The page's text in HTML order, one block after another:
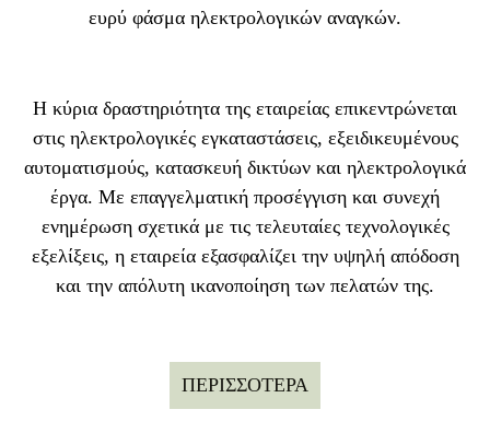
ευρύ φάσμα ηλεκτρολογικών αναγκών.
Η κύρια δραστηριότητα της εταιρείας επικεντρώνεται
στις ηλεκτρολογικές εγκαταστάσεις, εξειδικευμένους
αυτοματισμούς, κατασκευή δικτύων και ηλεκτρολογικά
έργα. Με επαγγελματική προσέγγιση και συνεχή
ενημέρωση σχετικά με τις τελευταίες τεχνολογικές
εξελίξεις, η εταιρεία εξασφαλίζει την υψηλή απόδοση
και την απόλυτη ικανοποίηση των πελατών της.
ΠΕΡΙΣΣΟΤΕΡΑ